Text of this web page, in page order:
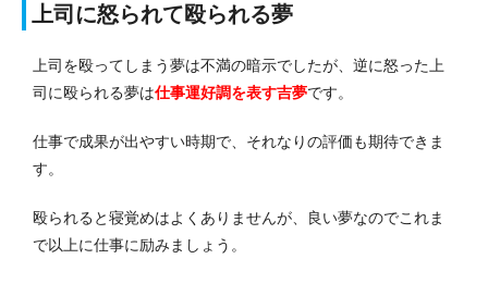
上司に怒られて殴られる夢
上司を殴ってしまう夢は不満の暗示でしたが、逆に怒った上
司に殴られる夢は仕事運好調を表す吉夢です。
仕事で成果が出やすい時期で、それなりの評価も期待できま
す。
殴られると寝覚めはよくありませんが、良い夢なのでこれま
で以上に仕事に励みましょう。